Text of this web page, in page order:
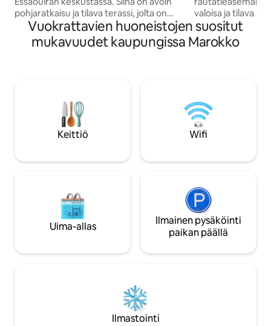
pohjaratkaisu ja tilava terassi, jolta on
upeat panoraamanäkymät koko
kaupunkiin. Sisustus on
puupainotteinen, ja se huokuu lämpöä ja
auringonnousujen ja -laskujen katseluun.
Tämä huoneisto lupaa todella
poikkeuksellisen majoittumisen, jossa
moderni mukavuus yhdistyy vertaansa
vilkkaaseen kaupunkimaisemaan.
valoisa ja tilava
kaiken
täydelliseen
mahtuu
moskeijaan,
oma työtila.
hetkiin, olipa
tai pidempi
Vuokrattavien huoneistojen suositut
mukavuudet kaupungissa Marokko
Keittiö Wifi
Uima-allas
Ilmainen pysäköinti
paikan päällä
Ilmastointi